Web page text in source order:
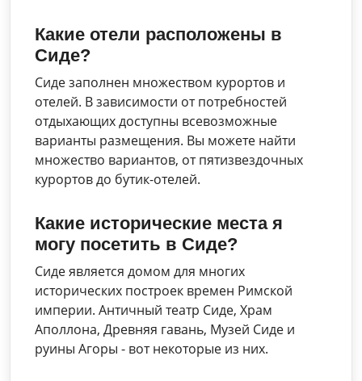
Какие отели расположены в
Сиде?
Сиде заполнен множеством курортов и
отелей. В зависимости от потребностей
отдыхающих доступны всевозможные
варианты размещения. Вы можете найти
множество вариантов, от пятизвездочных
курортов до бутик-отелей.
Какие исторические места я
могу посетить в Сиде?
Сиде является домом для многих
исторических построек времен Римской
империи. Античный театр Сиде, Храм
Аполлона, Древняя гавань, Музей Сиде и
руины Агоры - вот некоторые из них.